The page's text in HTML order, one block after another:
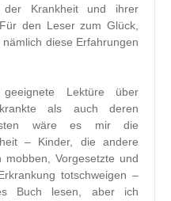
Krankheit und ihrer
den Leser zum Glück,
diese Erfahrungen
Lektüre über
als auch deren
wäre es mir die
– Kinder, die andere
Vorgesetzte und
totschweigen –
Buch lesen, aber ich